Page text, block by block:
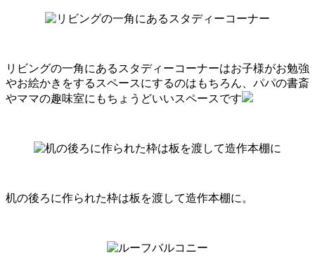
リビングの一角にあるスタディーコーナーはお子様がお勉強
やお絵かきをするスペースにするのはもちろん、パパの書斎
やママの趣味室にもちょうどいいスペースです
机の後ろに作られた枠は板を渡して造作本棚に。